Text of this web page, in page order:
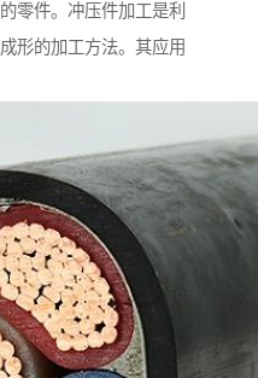
零件。冲压件加工是利
形的加工方法。其应用